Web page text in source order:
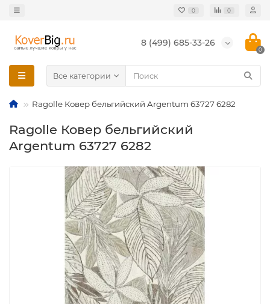
0 0
8 (499) 685-33-26
0
Все категории
Ragolle Ковер бельгийский Argentum 63727 6282
Ragolle Ковер бельгийский
Argentum 63727 6282